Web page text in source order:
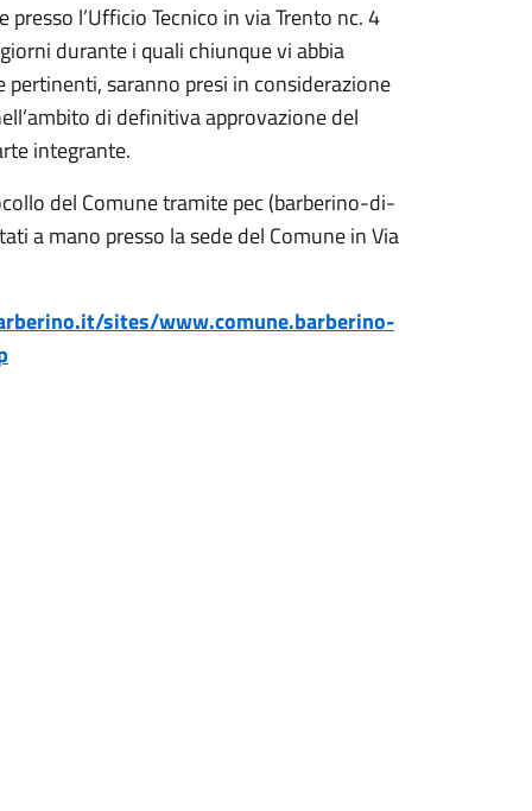
l’Ufficio Tecnico in via Trento nc. 4
durante i quali chiunque vi abbia
saranno presi in considerazione
di definitiva approvazione del
integrante.
del Comune tramite pec (barberino-di-
a mano presso la sede del Comune in Via
sites/www.comune.barberino-